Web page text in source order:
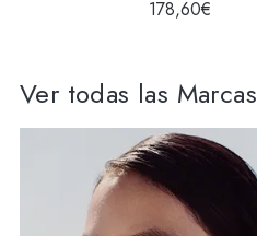
178,60€
Ver todas las Marcas